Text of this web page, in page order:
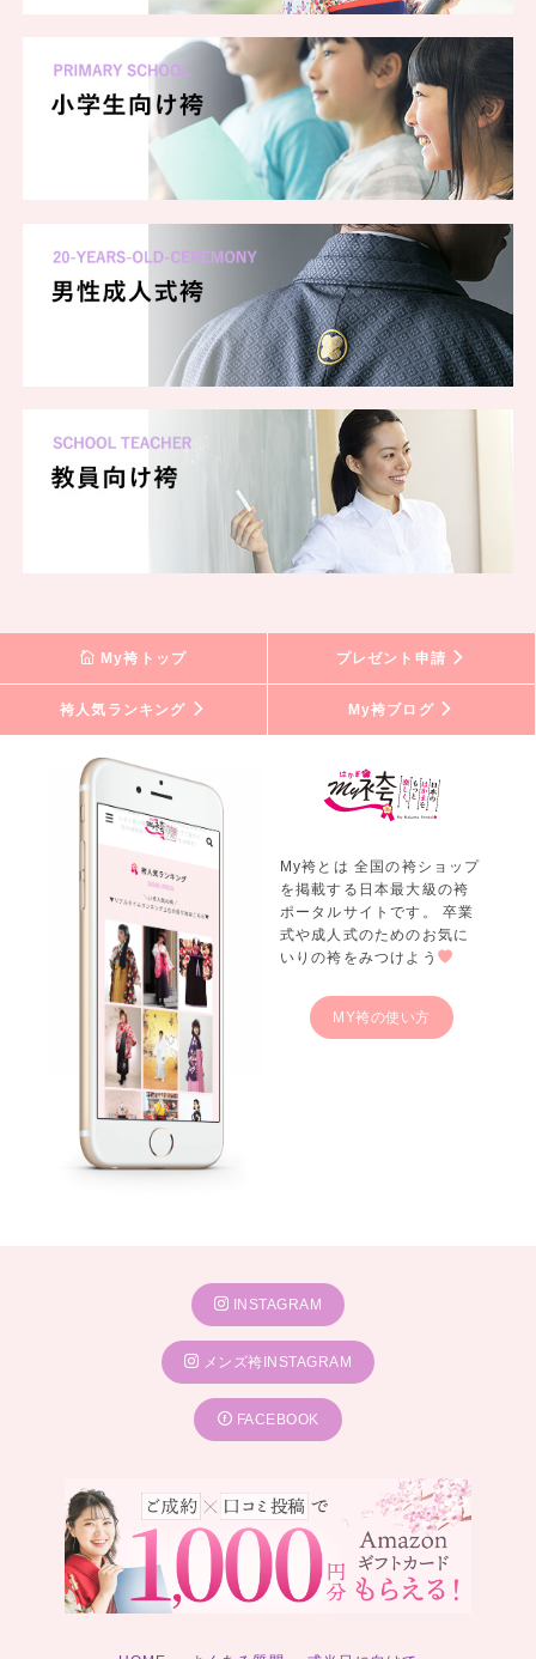
My袴トップ プレゼント申請
袴人気ランキング My袴ブログ
My袴とは 全国の袴ショップ
を掲載する日本最大級の袴
ポータルサイトです。 卒業
式や成人式のためのお気に
いりの袴をみつけよう
MY袴の使い方
INSTAGRAM
メンズ袴INSTAGRAM
FACEBOOK